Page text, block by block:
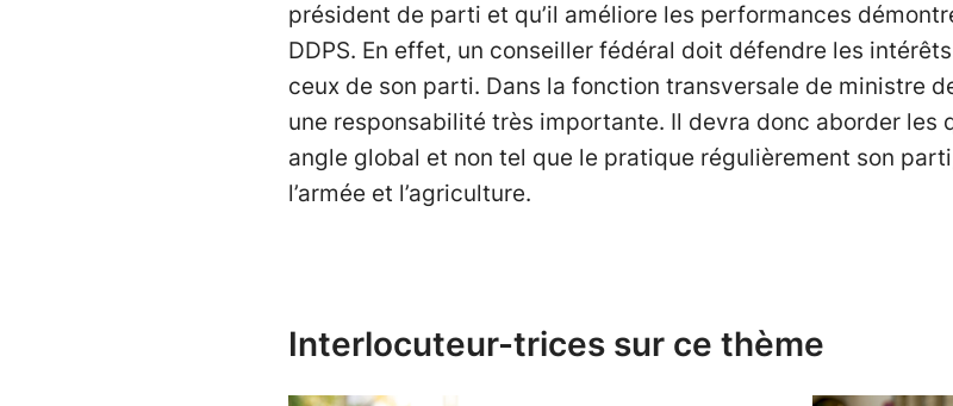
président de parti et qu’il améliore les performances
DDPS. En effet, un conseiller fédéral doit défendre les
ceux de son parti. Dans la fonction transversale de ministre
une responsabilité très importante. Il devra donc aborder les
angle global et non tel que le pratique régulièrement son
l’armée et l’agriculture.
Interlocuteur-trices sur ce thème